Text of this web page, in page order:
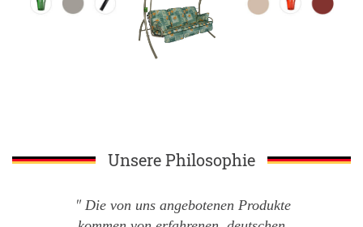
Unsere Philosophie
Die von uns angebotenen Produkte